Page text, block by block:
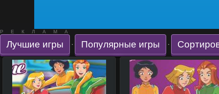
РЕКЛАМА
Лучшие игры · Популярные игры ·